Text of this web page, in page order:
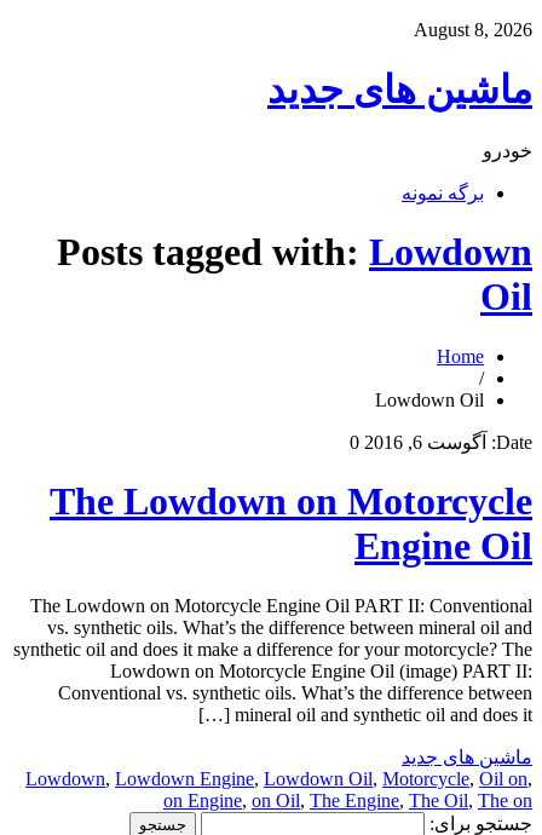
August 8, 2026
ماشین های جدید
خودرو
برگه نمونه
Posts tagged with: Lowdown
Oil
Home
/
Lowdown Oil
Date: آگوست 6, 2016 0
The Lowdown on Motorcycle
Engine Oil
The Lowdown on Motorcycle Engine Oil PART II: Conventional
vs. synthetic oils. What’s the difference between mineral oil and
synthetic oil and does it make a difference for your motorcycle? The
Lowdown on Motorcycle Engine Oil (image) PART II:
Conventional vs. synthetic oils. What’s the difference between
mineral oil and synthetic oil and does it […]
ماشین های جدید
Lowdown, Lowdown Engine, Lowdown Oil, Motorcycle, Oil on,
on Engine, on Oil, The Engine, The Oil, The on
جستجو برای: